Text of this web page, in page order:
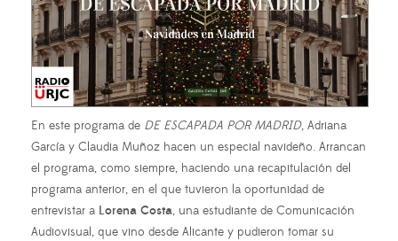
En este programa de DE ESCAPADA POR MADRID, Adriana
García y Claudia Muñoz hacen un especial navideño. Arrancan
el programa, como siempre, haciendo una recapitulación del
programa anterior, en el que tuvieron la oportunidad de
entrevistar a Lorena Costa, una estudiante de Comunicación
Audiovisual, que vino desde Alicante y pudieron tomar su